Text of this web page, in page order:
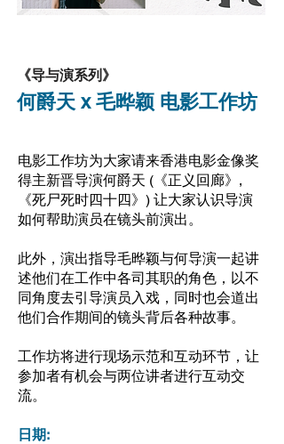
《导与演系列》
何爵天 x 毛晔颖 电影工作坊
电影工作坊为大家请来香港电影金像奖
得主新晋导演何爵天 (《正义回廊》,
《死尸死时四十四》) 让大家认识导演
如何帮助演员在镜头前演出。
此外，演出指导毛晔颖与何导演一起讲
述他们在工作中各司其职的角色，以不
同角度去引导演员入戏，同时也会道出
他们合作期间的镜头背后各种故事。
工作坊将进行现场示范和互动环节，让
参加者有机会与两位讲者进行互动交
流。
日期: